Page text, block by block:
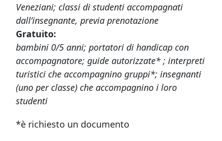
Veneziani; classi di studenti accompagnati
dall’insegnante, previa prenotazione
Gratuito:
bambini 0/5 anni; portatori di handicap con
accompagnatore; guide autorizzate* ; interpreti
turistici che accompagnino gruppi*; insegnanti
(uno per classe) che accompagnino i loro
studenti
*è richiesto un documento